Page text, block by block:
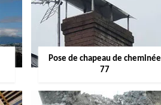
Pose de chapeau de cheminée
77